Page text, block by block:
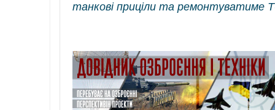
танкові приціли та ремонтуватиме